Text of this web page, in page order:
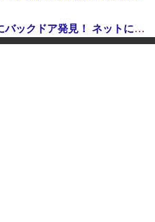
【衝撃】 中国製ルーター20機種にバックドア発見！ ネットに繋ぐだけで35秒ごとに中国のサーバーと通信
中国「大洪水！」中国ダム「決壊」地元民「公式発表より死者多い！」中国政府「住民拘束！（安否不明」中国当局「救助隊動画も削除」台風13号「三峡ダム接近中」→